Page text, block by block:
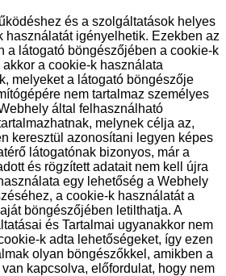
és a szolgáltatások helyes
használatát igényelhetik. Ezekben az
a látogató böngészőjében a cookie-k
a cookie-k használata
melyeket a látogató böngészője
nem tartalmaz személyes
által felhasználható
melynek célja az,
keresztül azonosítani legyen képes
látogatónak bizonyos, már a
és rögzített adatait nem kell újra
egy lehetőség a Webhely
a cookie-k használatát a
böngészőjében letilthatja. A
és Tartalmai ugyanakkor nem
k adta lehetőségeket, így ezen
olyan böngészőkkel, amikben a
kapcsolva, előfordulat, hogy nem